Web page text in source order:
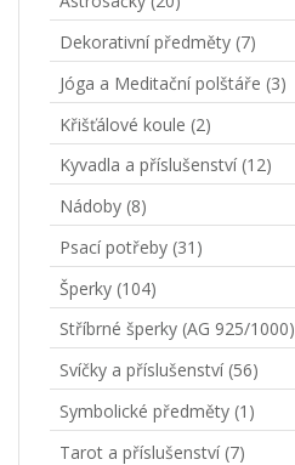
Dekorativní předměty (7)
Jóga a Meditační polštáře (3)
Křišťálové koule (2)
Kyvadla a příslušenství (12)
Nádoby (8)
Psací potřeby (31)
Šperky (104)
Stříbrné šperky (AG 925/1000)
Svíčky a příslušenství (56)
Symbolické předměty (1)
Tarot a příslušenství (7)